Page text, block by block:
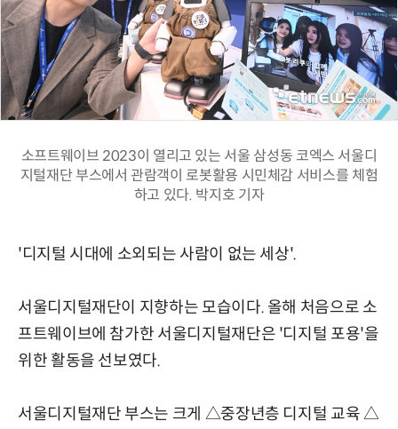
소프트웨이브 2023이 열리고 있는 서울 삼성동 코엑스 서울디
지털재단 부스에서 관람객이 로봇활용 시민체감 서비스를 체험
하고 있다. 박지호 기자
'디지털 시대에 소외되는 사람이 없는 세상'.
서울디지털재단이 지향하는 모습이다. 올해 처음으로 소
프트웨이브에 참가한 서울디지털재단은 '디지털 포용'을
위한 활동을 선보였다.
서울디지털재단 부스는 크게 △중장년층 디지털 교육 △